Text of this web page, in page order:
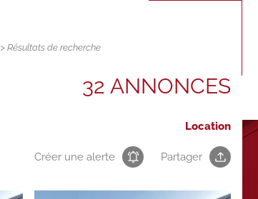
> Résultats de recherche
32 ANNONCES
Location
Créer une alerte Partager